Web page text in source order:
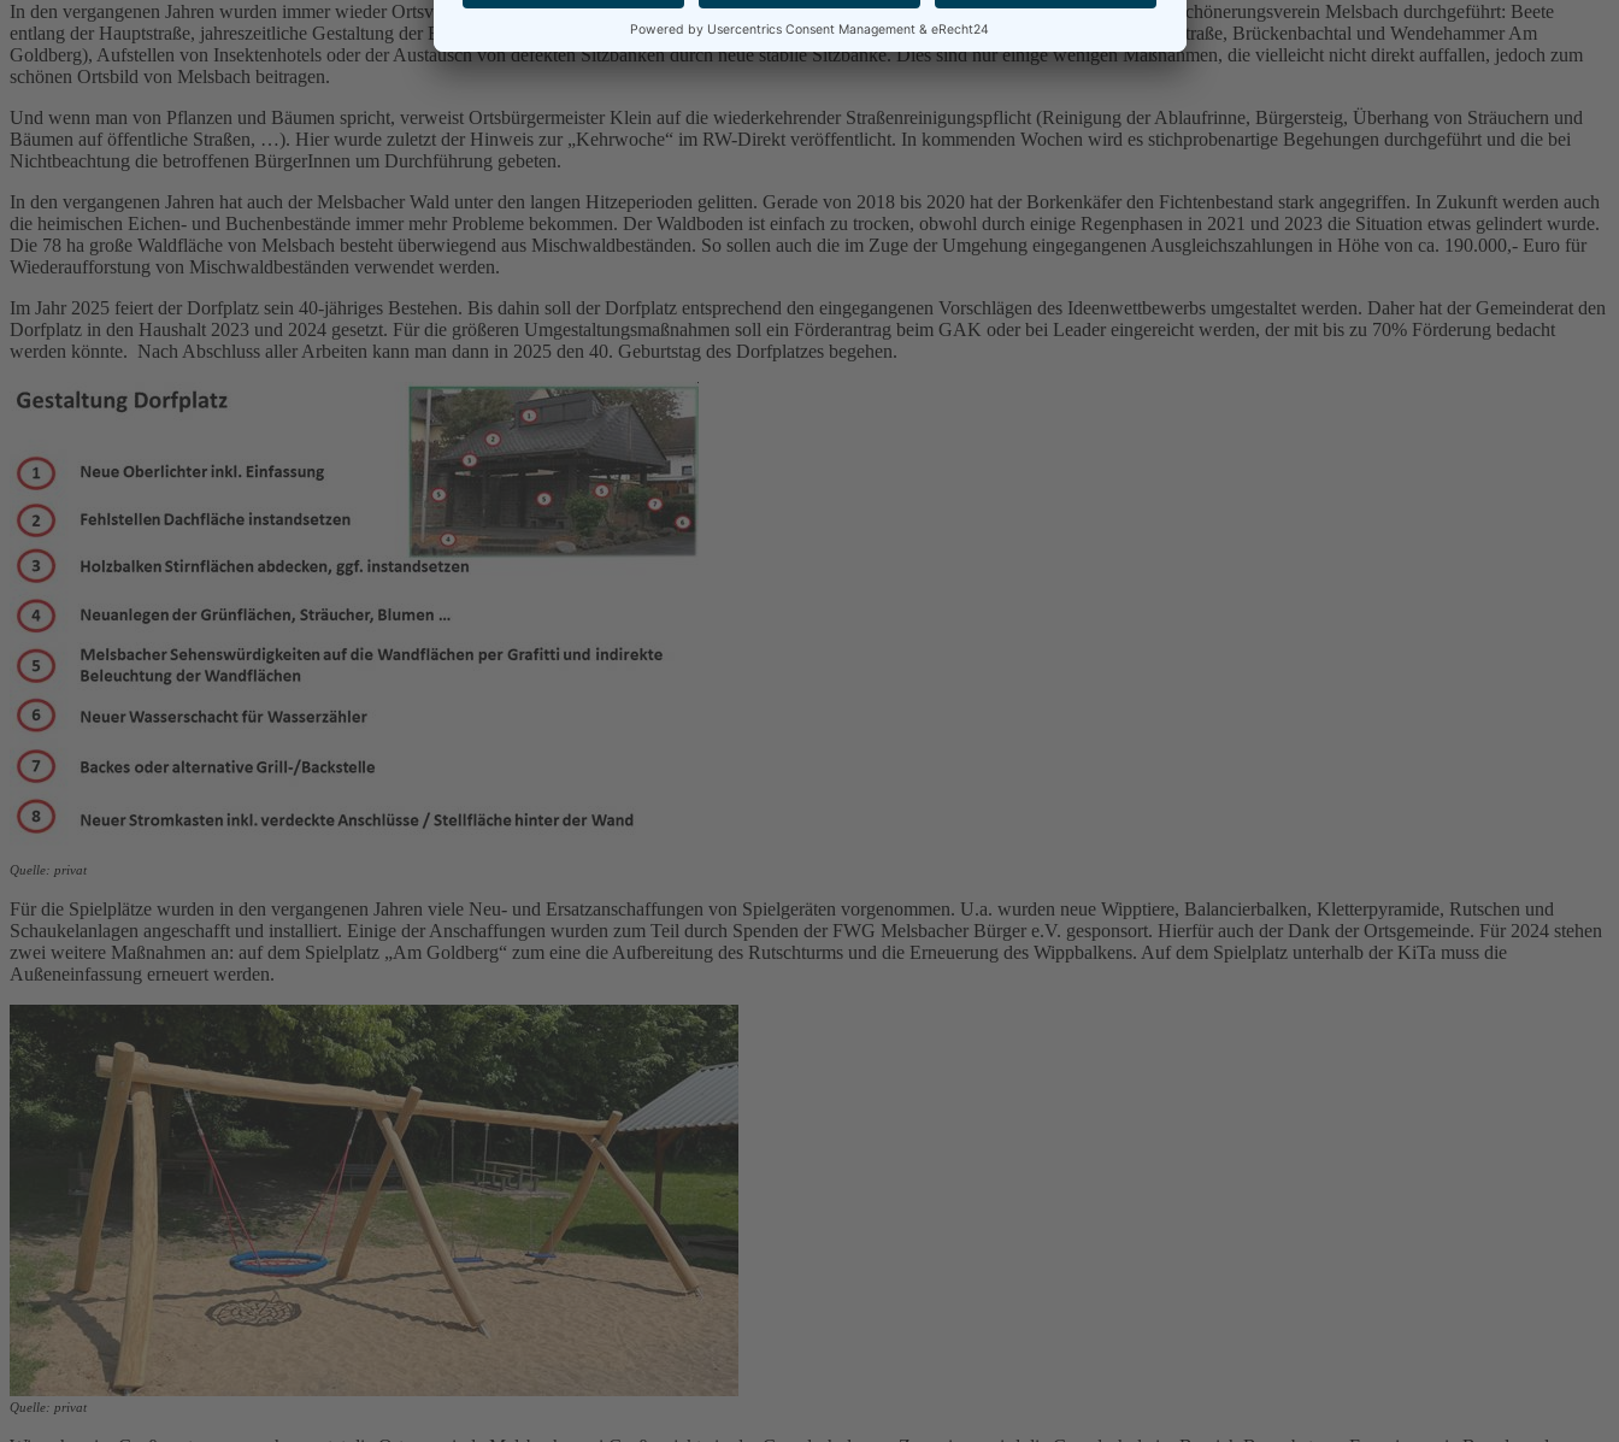
In den vergangenen Jahren wurden immer wieder Ortsverschönerungsmaßnahmen durch die Gemeindearbeiter und die ehrenamtlichen Mitglieder des Verschönerungsverein Melsbach durchgeführt: Beete
entlang der Hauptstraße, jahreszeitliche Gestaltung der Beete (Ostern, Weihnachten, …), Anlegen von Bienenblumenwiesen (Verlängerung Oberbieberer Straße, Brückenbachtal und Wendehammer Am
Goldberg), Aufstellen von Insektenhotels oder der Austausch von defekten Sitzbänken durch neue stabile Sitzbänke. Dies sind nur einige wenigen Maßnahmen, die vielleicht nicht direkt auffallen, jedoch zum
schönen Ortsbild von Melsbach beitragen.
Und wenn man von Pflanzen und Bäumen spricht, verweist Ortsbürgermeister Klein auf die wiederkehrender Straßenreinigungspflicht (Reinigung der Ablaufrinne, Bürgersteig, Überhang von Sträuchern und
Bäumen auf öffentliche Straßen, …). Hier wurde zuletzt der Hinweis zur „Kehrwoche“ im RW-Direkt veröffentlicht. In kommenden Wochen wird es stichprobenartige Begehungen durchgeführt und die bei
Nichtbeachtung die betroffenen BürgerInnen um Durchführung gebeten.
In den vergangenen Jahren hat auch der Melsbacher Wald unter den langen Hitzeperioden gelitten. Gerade von 2018 bis 2020 hat der Borkenkäfer den Fichtenbestand stark angegriffen. In Zukunft werden auch
die heimischen Eichen- und Buchenbestände immer mehr Probleme bekommen. Der Waldboden ist einfach zu trocken, obwohl durch einige Regenphasen in 2021 und 2023 die Situation etwas gelindert wurde.
Die 78 ha große Waldfläche von Melsbach besteht überwiegend aus Mischwaldbeständen. So sollen auch die im Zuge der Umgehung eingegangenen Ausgleichszahlungen in Höhe von ca. 190.000,- Euro für
Wiederaufforstung von Mischwaldbeständen verwendet werden.
Im Jahr 2025 feiert der Dorfplatz sein 40-jähriges Bestehen. Bis dahin soll der Dorfplatz entsprechend den eingegangenen Vorschlägen des Ideenwettbewerbs umgestaltet werden. Daher hat der Gemeinderat den
Dorfplatz in den Haushalt 2023 und 2024 gesetzt. Für die größeren Umgestaltungsmaßnahmen soll ein Förderantrag beim GAK oder bei Leader eingereicht werden, der mit bis zu 70% Förderung bedacht
werden könnte. Nach Abschluss aller Arbeiten kann man dann in 2025 den 40. Geburtstag des Dorfplatzes begehen.
Quelle: privat
Für die Spielplätze wurden in den vergangenen Jahren viele Neu- und Ersatzanschaffungen von Spielgeräten vorgenommen. U.a. wurden neue Wipptiere, Balancierbalken, Kletterpyramide, Rutschen und
Schaukelanlagen angeschafft und installiert. Einige der Anschaffungen wurden zum Teil durch Spenden der FWG Melsbacher Bürger e.V. gesponsort. Hierfür auch der Dank der Ortsgemeinde. Für 2024 stehen
zwei weitere Maßnahmen an: auf dem Spielplatz „Am Goldberg“ zum eine die Aufbereitung des Rutschturms und die Erneuerung des Wippbalkens. Auf dem Spielplatz unterhalb der KiTa muss die
Außeneinfassung erneuert werden.
Quelle: privat